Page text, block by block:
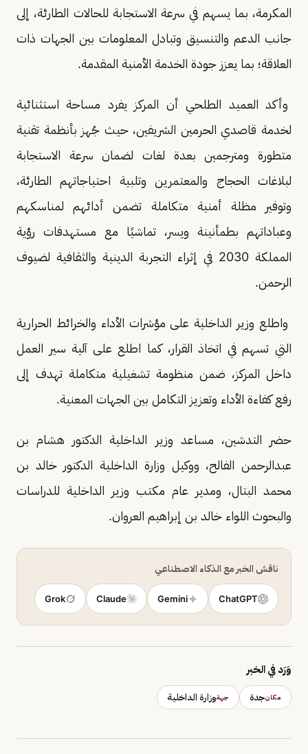
المكرمة، بما يسهم في سرعة الاستجابة للحالات الطارئة، إلى
جانب الدعم والتنسيق وتبادل المعلومات بين الجهات ذات
العلاقة؛ بما يعزز جودة الخدمة الأمنية المقدمة.
وأكد العميد الطلحي أن المركز يفرد مساحة استثنائية
لخدمة قاصدي الحرمين الشريفين، حيث جُهز بأنظمة تقنية
متطورة ومترجمين بعدة لغات لضمان سرعة الاستجابة
لبلاغات الحجاج والمعتمرين وتلبية احتياجاتهم الطارئة،
وتوفير مظلة أمنية متكاملة تضمن أدائهم لمناسكهم
وعباداتهم بطمأنينة ويسر، تماشيًا مع مستهدفات رؤية
المملكة 2030 في إثراء التجربة الدينية والثقافية لضيوف
الرحمن.
واطلع وزير الداخلية على مؤشرات الأداء والخرائط الحرارية
التي تسهم في اتخاذ القرار، كما اطلع على آلية سير العمل
داخل المركز، ضمن منظومة تشغيلية متكاملة تهدف إلى
رفع كفاءة الأداء وتعزيز التكامل بين الجهات المعنية.
حضر التدشين، مساعد وزير الداخلية الدكتور هشام بن
عبدالرحمن الفالح، ووكيل وزارة الداخلية الدكتور خالد بن
محمد البتال، ومدير عام مكتب وزير الداخلية للدراسات
والبحوث اللواء خالد بن إبراهيم العروان.
ناقش الخبر مع الذكاء الاصطناعي
ChatGPT
Gemini
Claude
Grok
وَرَد في الخبر
مكانجدة جهةوزارة الداخلية